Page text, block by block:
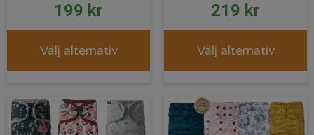
199 kr
Välj alternativ
219 kr
Välj alternativ